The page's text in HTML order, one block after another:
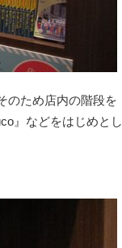
のため店内の階段を
』などをはじめとし